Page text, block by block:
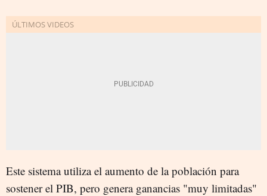
Este sistema utiliza el aumento de la población para
sostener el PIB, pero genera ganancias "muy limitadas"